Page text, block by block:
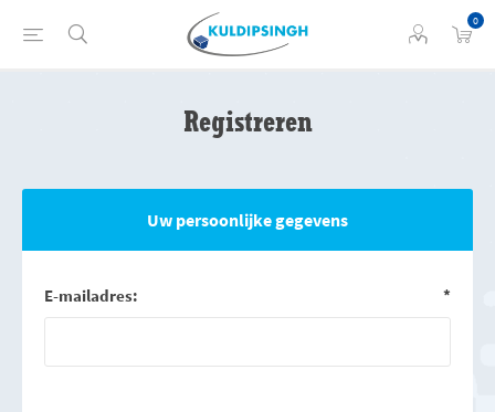
0
Registreren
Uw persoonlijke gegevens
E-mailadres: *